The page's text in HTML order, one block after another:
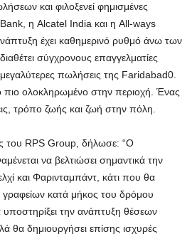
και φιλοξενεί φημισμένες
η Alcatel India και η All-ways
έχει καθημερινό ρυθμό άνω των
σύγχρονους επαγγελματίες
πωλήσεις της Faridabad0.
πιο ολοκληρωμένο στην περιοχή. Ένας
τρόπο ζωής και ζωή στην πόλη.
του RPS Group, δήλωσε: “Ο
να βελτιώσει σημαντικά την
και Φαρινταμπάντ, κάτι που θα
γραφείων κατά μήκος του δρόμου
την ανάπτυξη θέσεων
θα δημιουργήσει επίσης ισχυρές